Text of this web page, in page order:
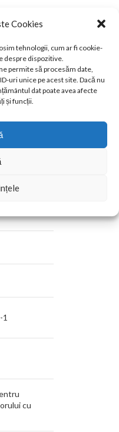
Cookies
tehnologii, cum ar fi cookie-
despre dispozitive.
permite să procesăm date,
uri unice pe acest site. Dacă nu
dat poate avea afecte
și funcții.
nichelat.
cromată.
cu